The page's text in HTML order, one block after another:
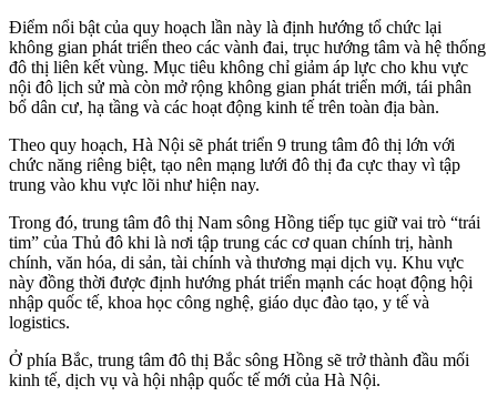
Điểm nổi bật của quy hoạch lần này là định hướng tổ chức lại
không gian phát triển theo các vành đai, trục hướng tâm và hệ thống
đô thị liên kết vùng. Mục tiêu không chỉ giảm áp lực cho khu vực
nội đô lịch sử mà còn mở rộng không gian phát triển mới, tái phân
bổ dân cư, hạ tầng và các hoạt động kinh tế trên toàn địa bàn.
Theo quy hoạch, Hà Nội sẽ phát triển 9 trung tâm đô thị lớn với
chức năng riêng biệt, tạo nên mạng lưới đô thị đa cực thay vì tập
trung vào khu vực lõi như hiện nay.
Trong đó, trung tâm đô thị Nam sông Hồng tiếp tục giữ vai trò “trái
tim” của Thủ đô khi là nơi tập trung các cơ quan chính trị, hành
chính, văn hóa, di sản, tài chính và thương mại dịch vụ. Khu vực
này đồng thời được định hướng phát triển mạnh các hoạt động hội
nhập quốc tế, khoa học công nghệ, giáo dục đào tạo, y tế và
logistics.
Ở phía Bắc, trung tâm đô thị Bắc sông Hồng sẽ trở thành đầu mối
kinh tế, dịch vụ và hội nhập quốc tế mới của Hà Nội.